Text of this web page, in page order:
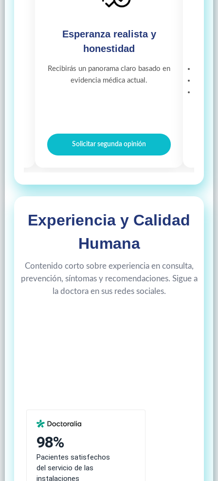
realista y
claro basado en
segunda opinión
Enfoques frecuentes
segunda opinión
Confirmación diagnóstica
Evaluación de tratamientos
Solicitar segunda opinión
Experiencia y Calidad
Humana
Contenido corto sobre experiencia en consulta,
prevención, síntomas y recomendaciones. Sigue a
la doctora en sus redes sociales.